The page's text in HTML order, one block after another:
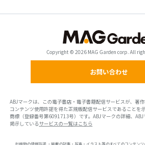
Copyright © 2026 MAG Garden corp. All
お問い合わせ
ABJマークは、この電子書店・電子書籍配信サービスが、著
コンテンツ使用許諾を得た正規版配信サービスであることを
商標（登録番号第6091713号）です。ABJマークの詳細、ABJ
掲示しているサービスの一覧はこちら
出版物の使用許諾 ・掲載の記事・写真・イラスト等のすべてのコンテン